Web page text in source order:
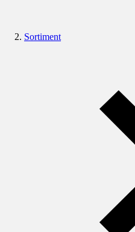
Sortiment